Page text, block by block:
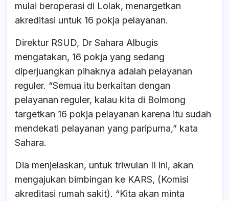
mulai beroperasi di Lolak, menargetkan
akreditasi untuk 16 pokja pelayanan.
Direktur RSUD, Dr Sahara Albugis
mengatakan, 16 pokja yang sedang
diperjuangkan pihaknya adalah pelayanan
reguler. “Semua itu berkaitan dengan
pelayanan reguler, kalau kita di Bolmong
targetkan 16 pokja pelayanan karena itu sudah
mendekati pelayanan yang paripurna,” kata
Sahara.
Dia menjelaskan, untuk triwulan II ini, akan
mengajukan bimbingan ke KARS, (Komisi
akreditasi rumah sakit). “Kita akan minta